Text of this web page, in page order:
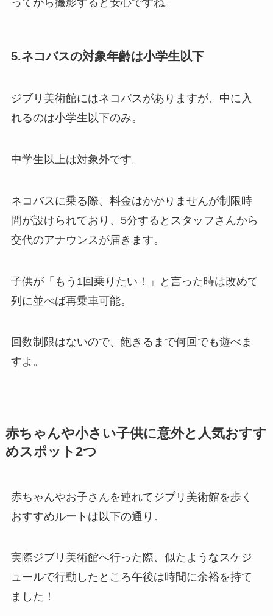
5.ネコバスの対象年齢は小学生以下
ジブリ美術館にはネコバスがありますが、中に入
れるのは小学生以下のみ。
中学生以上は対象外です。
ネコバスに乗る際、料金はかかりませんが制限時
間が設けられており、5分するとスタッフさんから
交代のアナウンスが届きます。
子供が「もう1回乗りたい！」と言った時は改めて
列に並べば再乗車可能。
回数制限はないので、飽きるまで何回でも遊べま
すよ。
赤ちゃんや小さい子供に意外と人気おすす
めスポット2つ
赤ちゃんやお子さんを連れてジブリ美術館を歩く
おすすめルートは以下の通り。
実際ジブリ美術館へ行った際、似たようなスケジ
ュールで行動したところ午後は時間に余裕を持て
ました！